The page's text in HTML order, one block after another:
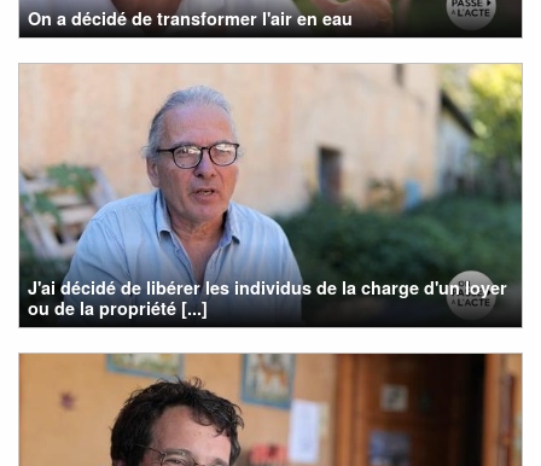
On a décidé de transformer l'air en eau
J'ai décidé de libérer les individus de la charge d'un loyer
ou de la propriété [...]